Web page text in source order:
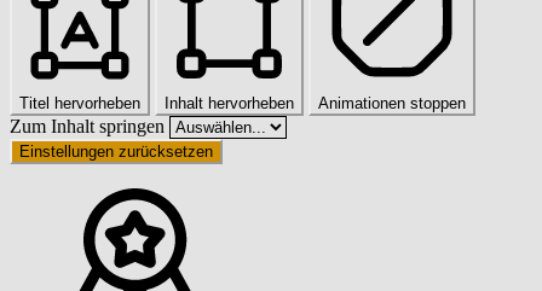
Titel hervorheben Inhalt hervorheben Animationen stoppen
Zum Inhalt springen
Einstellungen zurücksetzen